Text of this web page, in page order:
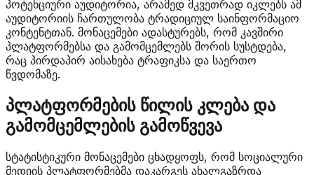
პოტენციური აუდიტორია, არამედ მკვეთრად იკლებს ამ
აუდიტორიის ჩართულობა ტრადიციულ საინფორმაციო
კონტენტთან. მონაცემები ადასტურებს, რომ კავშირი
პლატფორმებსა და გამომცემლებს შორის სუსტდება,
რაც პირდაპირ აისახება ტრაფიკსა და საერთო
წვდომაზე.
პლატფორმების წილის კლება და
გამომცემლების გამოწვევა
სტატისტიკური მონაცემები ცხადყოფს, რომ სოციალური
მედიის პლატფორმებმა დაკარგეს ახალგაზრდა